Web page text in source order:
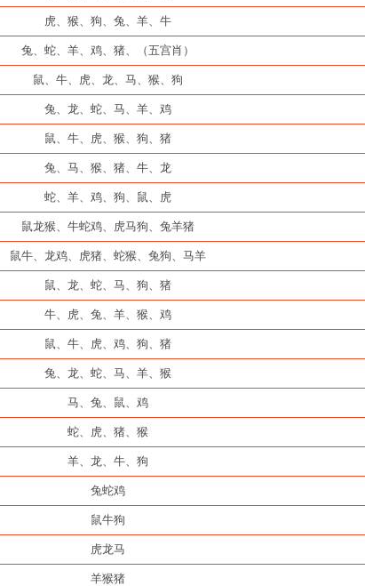
虎、猴、狗、兔、羊、牛
兔、蛇、羊、鸡、猪、（五宫肖）
鼠、牛、虎、龙、马、猴、狗
兔、龙、蛇、马、羊、鸡
鼠、牛、虎、猴、狗、猪
兔、马、猴、猪、牛、龙
蛇、羊、鸡、狗、鼠、虎
鼠龙猴、牛蛇鸡、虎马狗、兔羊猪
鼠牛、龙鸡、虎猪、蛇猴、兔狗、马羊
鼠、龙、蛇、马、狗、猪
牛、虎、兔、羊、猴、鸡
鼠、牛、虎、鸡、狗、猪
兔、龙、蛇、马、羊、猴
马、兔、鼠、鸡
蛇、虎、猪、猴
羊、龙、牛、狗
兔蛇鸡
鼠牛狗
虎龙马
羊猴猪